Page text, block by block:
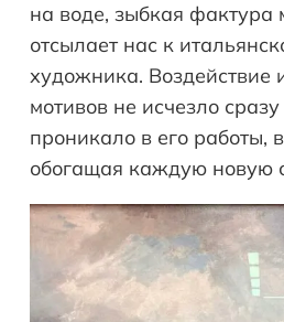
на воде, зыбкая фактура
отсылает нас к
художника. Воздействие
мотивов не исчезло
проникало в его работы,
обогащая каждую новую